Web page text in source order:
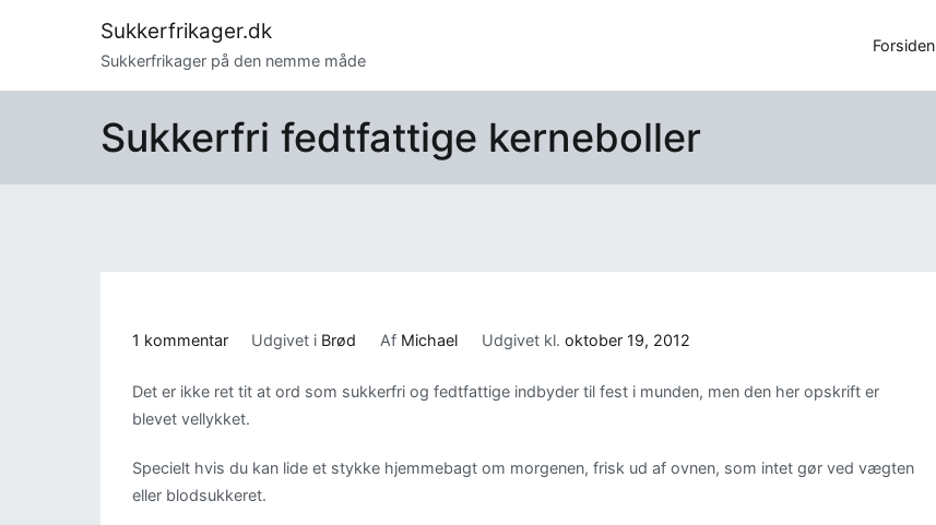
Sukkerfrikager.dk
Sukkerfrikager på den nemme måde
Forsiden
Sukkerfri fedtfattige kerneboller
1 kommentartil
fedtfattige
kerneboller
Udgivet i Brød Af Michael Udgivet kl. oktober 19, 2012
Det er ikke ret tit at ord som sukkerfri og fedtfattige indbyder til fest i munden, men den her opskrift er
blevet vellykket.
Specielt hvis du kan lide et stykke hjemmebagt om morgenen, frisk ud af ovnen, som intet gør ved vægten
eller blodsukkeret.